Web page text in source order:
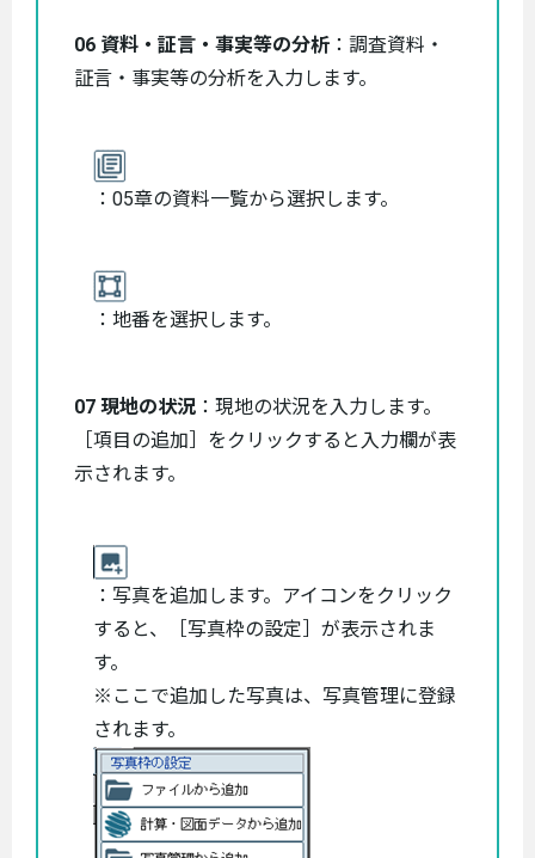
06 資料・証言・事実等の分析 ：調査資料・
証言・事実等の分析を入力します。
：05章の資料一覧から選択します。
：地番を選択します。
07 現地の状況 ：現地の状況を入力します。
［項目の追加］をクリックすると入力欄が表
示されます。
：写真を追加します。アイコンをクリック
すると、［写真枠の設定］が表示されま
す。
※ここで追加した写真は、写真管理に登録
されます。